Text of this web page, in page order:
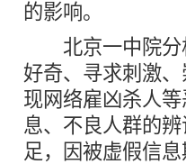
的影响。
北京一中院分
好奇、寻求刺激
现网络雇凶杀人
息、不良人群的
足，因被虚假信